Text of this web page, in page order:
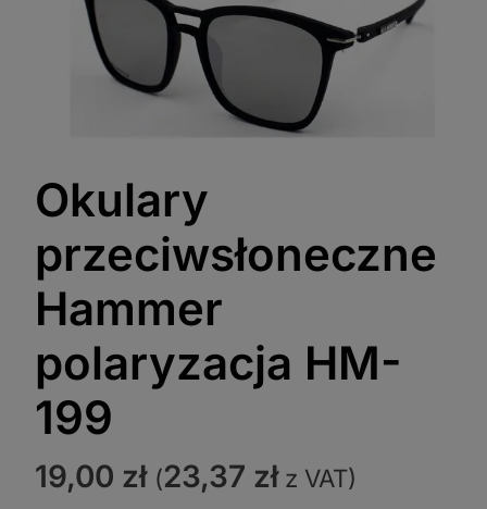
Okulary
przeciwsłoneczne
Hammer
polaryzacja HM-
199
19,00 zł (23,37 złz VAT)